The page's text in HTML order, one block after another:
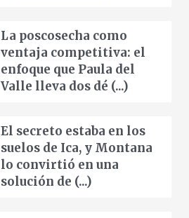
La poscosecha como
ventaja competitiva: el
enfoque que Paula del
Valle lleva dos dé (...)
El secreto estaba en los
suelos de Ica, y Montana
lo convirtió en una
solución de (...)